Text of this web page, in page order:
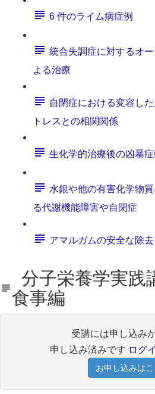
6 件のライム病症例
統合失調症に対するオ
よる治療
自閉症における変容し
トレスとの相関関係
生化学的治療後の凶暴
水銀や他の有害化学物
る代謝機能障害や自閉症
アマルガムの安全な除去
分子栄養学実践
食事編
受講には申し込み
申し込み済みです ログ
お申し込みはこ